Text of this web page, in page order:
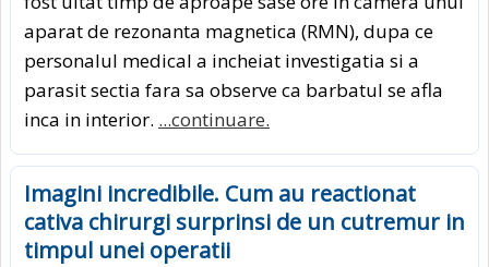
aparat de rezonanta magnetica (RMN), dupa ce
personalul medical a incheiat investigatia si a
parasit sectia fara sa observe ca barbatul se afla
inca in interior. ...continuare.
Imagini incredibile. Cum au reactionat
cativa chirurgi surprinsi de un cutremur in
timpul unei operatii